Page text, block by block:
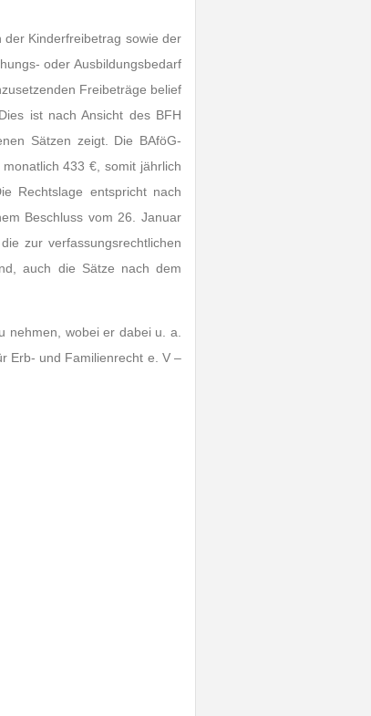
Kinderfreibetrag sowie der
oder Ausbildungsbedarf
Freibeträge belief
ist nach Ansicht des BFH
Sätzen zeigt. Die BAföG-
433 €, somit jährlich
Rechtslage entspricht nach
Beschluss vom 26. Januar
zur verfassungsrechtlichen
auch die Sätze nach dem
nehmen, wobei er dabei u. a.
Erb- und Familienrecht e. V –